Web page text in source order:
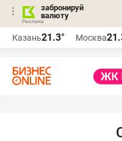
забронируй
валюту
Казань21.3° Москва